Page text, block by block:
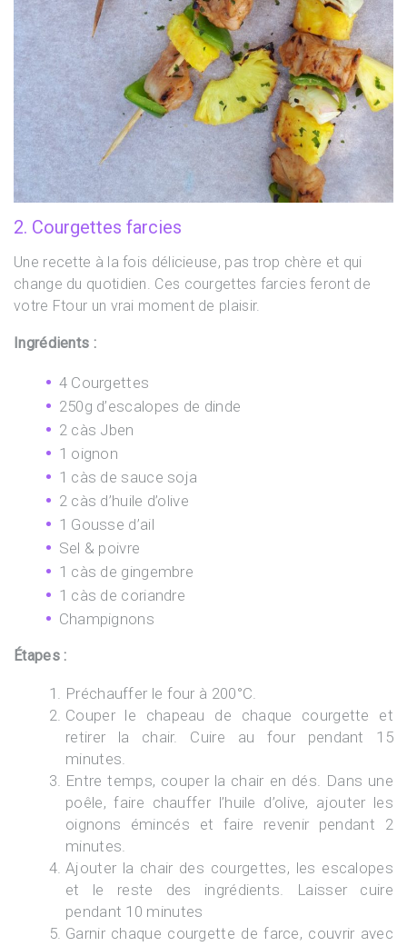
2. Courgettes farcies
Une recette à la fois délicieuse, pas trop chère et qui
change du quotidien. Ces courgettes farcies feront de
votre Ftour un vrai moment de plaisir.
Ingrédients :
4 Courgettes
250g d’escalopes de dinde
2 càs Jben
1 oignon
1 càs de sauce soja
2 càs d’huile d’olive
1 Gousse d’ail
Sel & poivre
1 càs de gingembre
1 càs de coriandre
Champignons
Étapes :
Préchauffer le four à 200°C.
Couper le chapeau de chaque courgette et
retirer la chair. Cuire au four pendant 15
minutes.
Entre temps, couper la chair en dés. Dans une
poêle, faire chauffer l’huile d’olive, ajouter les
oignons émincés et faire revenir pendant 2
minutes.
Ajouter la chair des courgettes, les escalopes
et le reste des ingrédients. Laisser cuire
pendant 10 minutes
Garnir chaque courgette de farce, couvrir avec